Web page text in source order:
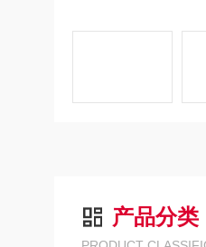
产品分类